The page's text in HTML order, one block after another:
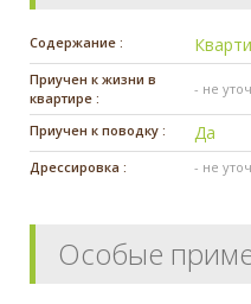
Содержание :
Приучен к жизни в
квартире :
- не
Приучен к поводку : Да
Дрессировка : - не
Особые